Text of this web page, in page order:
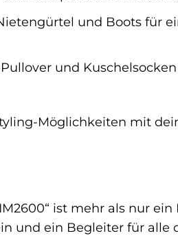
und Boots für
und
Möglichkeiten mit
ist mehr als nur
und ein Begleiter für alle